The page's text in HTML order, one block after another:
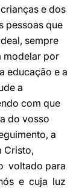
e dos
pessoas que
sempre
modelar por
educação e a
a
com que
do vosso
a
Cristo,
voltado para
e cuja luz